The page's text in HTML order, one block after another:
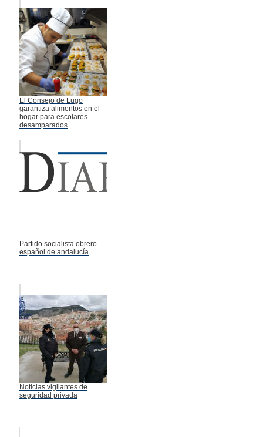
El Consejo de Lugo
garantiza alimentos en el
hogar para escolares
desamparados
Partido socialista obrero
español de andalucía
Noticias vigilantes de
seguridad privada